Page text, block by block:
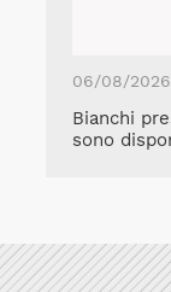
06/08/2026
Bianchi
sono